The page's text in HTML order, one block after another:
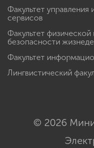
Факультет управления
сервисов
Факультет физической
безопасности
Факультет
Лингвистический
© 2026